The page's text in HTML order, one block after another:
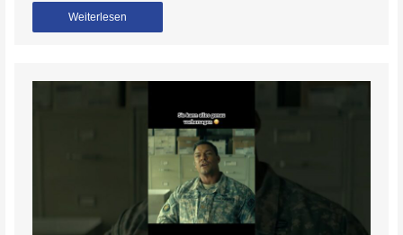
Weiterlesen